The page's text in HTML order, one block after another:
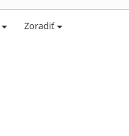
Zoradiť